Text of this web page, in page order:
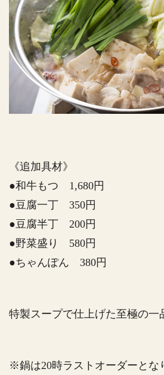
《追加具材》
●和牛もつ 1,680円
●豆腐一丁 350円
●豆腐半丁 200円
●野菜盛り 580円
●ちゃんぽん 380円
特製スープで仕上げた至極の一
※鍋は20時ラストオーダーとな